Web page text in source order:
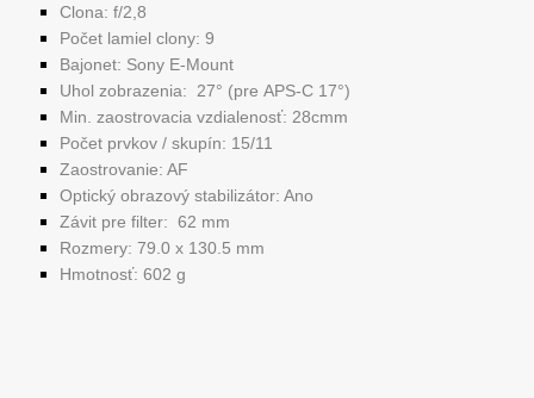
Clona: f/2,8
Počet lamiel clony: 9
Bajonet: Sony E-Mount
Uhol zobrazenia: 27° (pre APS-C 17°)
Min. zaostrovacia vzdialenosť: 28cmm
Počet prvkov / skupín: 15/11
Zaostrovanie: AF
Optický obrazový stabilizátor: Ano
Závit pre filter: 62 mm
Rozmery: 79.0 x 130.5 mm
Hmotnosť: 602 g